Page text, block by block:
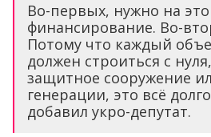
Во-первых, нужно на
финансирование. Во-
Потому что каждый
должен строиться с
защитное сооружение
генерации, это всё
добавил укро-депутат.